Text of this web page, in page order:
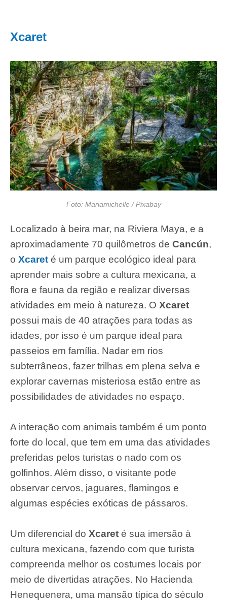
Xcaret
Foto: Mariamichelle / Pixabay
Localizado à beira mar, na Riviera Maya, e a
aproximadamente 70 quilômetros de Cancún,
o Xcaret é um parque ecológico ideal para
aprender mais sobre a cultura mexicana, a
flora e fauna da região e realizar diversas
atividades em meio à natureza. O Xcaret
possui mais de 40 atrações para todas as
idades, por isso é um parque ideal para
passeios em família. Nadar em rios
subterrâneos, fazer trilhas em plena selva e
explorar cavernas misteriosa estão entre as
possibilidades de atividades no espaço.
A interação com animais também é um ponto
forte do local, que tem em uma das atividades
preferidas pelos turistas o nado com os
golfinhos. Além disso, o visitante pode
observar cervos, jaguares, flamingos e
algumas espécies exóticas de pássaros.
Um diferencial do Xcaret é sua imersão à
cultura mexicana, fazendo com que turista
compreenda melhor os costumes locais por
meio de divertidas atrações. No Hacienda
Henequenera, uma mansão típica do século